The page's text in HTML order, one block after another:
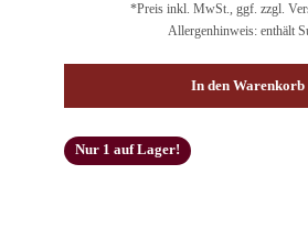
*Preis inkl. MwSt., ggf. zzgl.
Allergenhinweis: enthält
In den Warenkorb
Nur 1 auf Lager!